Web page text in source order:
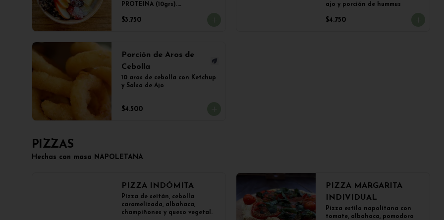
PROTEINA (10grs).
es de 500grs aprox.
$3.750
ajo y porción de hummus
$4.750
Porción de Aros de
Cebolla
10 aros de cebolla con Ketchup
y Salsa de Ajo
$4.500
PIZZAS
Hechas con masa NAPOLETANA
PIZZA INDÓMITA
Pizza de seitán, cebolla
caramelizada, albahaca,
champiñones y queso vegetal.
PIZZA MARGARITA
INDIVIDUAL
Pizza estilo napolitana con
tomate, albahaca, pomodoro